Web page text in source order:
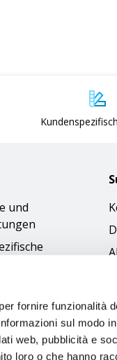
fornire funzionalità
sul modo
web, pubblicità e
loro o che hanno
und